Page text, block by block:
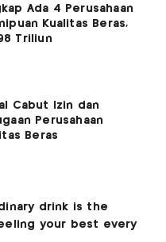
Ada 4 Perusahaan
Kualitas Beras,
Triliun
Cabut Izin dan
Perusahaan
Beras